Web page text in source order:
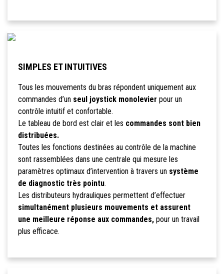
SIMPLES ET INTUITIVES
Tous les mouvements du bras répondent uniquement aux
commandes d’un seul joystick monolevier pour un
contrôle intuitif et confortable.
Le tableau de bord est clair et les commandes sont bien
distribuées.
Toutes les fonctions destinées au contrôle de la machine
sont rassemblées dans une centrale qui mesure les
paramètres optimaux d’intervention à travers un système
de diagnostic très pointu.
Les distributeurs hydrauliques permettent d’effectuer
simultanément plusieurs mouvements et assurent
une meilleure réponse aux commandes,pour un travail
plus efficace.